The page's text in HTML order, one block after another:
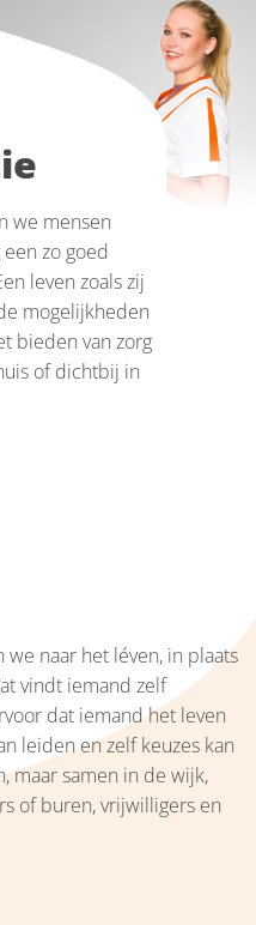
we mensen
zo goed
leven zoals zij
mogelijkheden
bieden van zorg
of dichtbij in
naar het léven, in plaats
vindt iemand zelf
dat iemand het leven
leiden en zelf keuzes kan
maar samen in de wijk,
of buren, vrijwilligers en